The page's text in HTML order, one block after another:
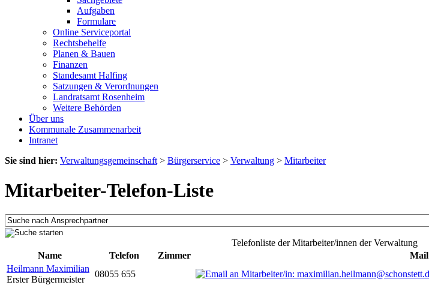
Aufgaben
Formulare
Online Serviceportal
Rechtsbehelfe
Planen & Bauen
Finanzen
Standesamt Halfing
Satzungen & Verordnungen
Landratsamt Rosenheim
Weitere Behörden
Über uns
Kommunale Zusammenarbeit
Intranet
Sie sind hier: Verwaltungsgemeinschaft > Bürgerservice > Verwaltung > Mitarbeiter
Mitarbeiter-Telefon-Liste
Telefonliste der Mitarbeiter/innen der Verwaltung
Name
Telefon Zimmer
Mail
Heilmann Maximilian
Erster Bürgermeister
08055 655